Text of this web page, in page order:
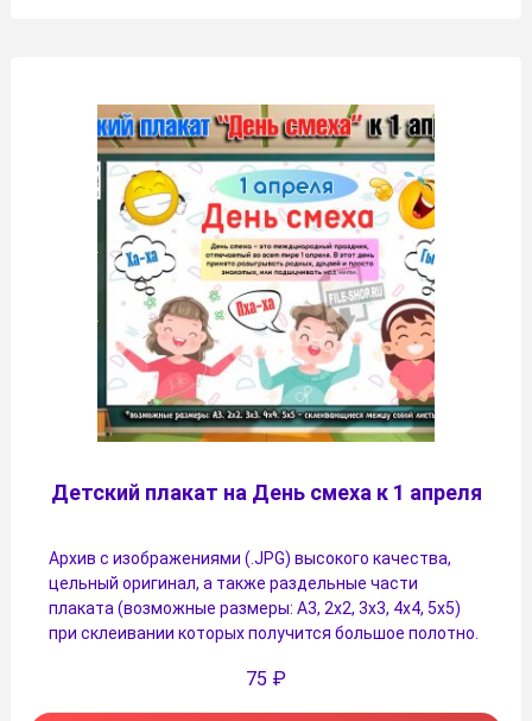
Детский плакат на День смеха к 1 апреля
Архив с изображениями (.JPG) высокого качества,
цельный оригинал, а также раздельные части
плаката (возможные размеры: А3, 2х2, 3х3, 4х4, 5х5)
при склеивании которых получится большое полотно.
75 ₽